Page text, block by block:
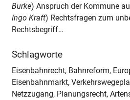
Burke) Anspruch der Kommune
Ingo Kraft) Rechtsfragen zum
Rechtsbegriff…
Schlagworte
Eisenbahnrecht, Bahnreform,
Eisenbahnmarkt,
Netzzugang, Planungsrecht,